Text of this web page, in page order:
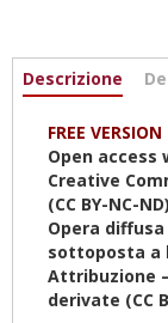
Descrizione
FREE
Open access
Creative
(CC BY-NC-
Opera
sottoposta a
Attribuzione
derivate (CC